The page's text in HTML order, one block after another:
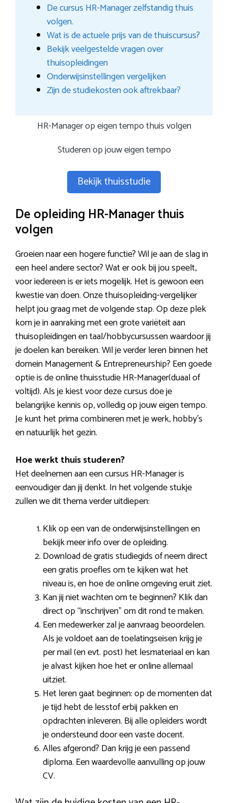
De cursus HR-Manager zelfstandig thuis
volgen.
Wat is de actuele prijs van de thuiscursus?
Bekijk veelgestelde vragen over
thuisopleidingen
Onderwijsinstellingen vergelijken
Zijn de studiekosten ook aftrekbaar?
HR-Manager op eigen tempo thuis volgen
Studeren op jouw eigen tempo
Bekijk thuisstudie
De opleiding HR-Manager thuis
volgen
Groeien naar een hogere functie? Wil je aan de slag in
een heel andere sector? Wat er ook bij jou speelt,
voor iedereen is er iets mogelijk. Het is gewoon een
kwestie van doen. Onze thuisopleiding-vergelijker
helpt jou graag met de volgende stap. Op deze plek
kom je in aanraking met een grote variëteit aan
thuisopleidingen en taal/hobbycursussen waardoor jij
je doelen kan bereiken. Wil je verder leren binnen het
domein Management & Entrepreneurship? Een goede
optie is de online thuisstudie HR-Manager(duaal of
voltijd). Als je kiest voor deze cursus doe je
belangrijke kennis op, volledig op jouw eigen tempo.
Je kunt het prima combineren met je werk, hobby’s
en natuurlijk het gezin.
Hoe werkt thuis studeren?
Het deelnemen aan een cursus HR-Manager is
eenvoudiger dan jij denkt. In het volgende stukje
zullen we dit thema verder uitdiepen:
Klik op een van de onderwijsinstellingen en
bekijk meer info over de opleiding.
Download de gratis studiegids of neem direct
een gratis proefles om te kijken wat het
niveau is, en hoe de online omgeving eruit ziet.
Kan jij niet wachten om te beginnen? Klik dan
direct op “inschrijven” om dit rond te maken.
Een medewerker zal je aanvraag beoordelen.
Als je voldoet aan de toelatingseisen krijg je
per mail (en evt. post) het lesmateriaal en kan
je alvast kijken hoe het er online allemaal
uitziet.
Het leren gaat beginnen: op de momenten dat
je tijd hebt de lesstof erbij pakken en
opdrachten inleveren. Bij alle opleiders wordt
je ondersteund door een vaste docent.
Alles afgerond? Dan krijg je een passend
diploma. Een waardevolle aanvulling op jouw
CV.